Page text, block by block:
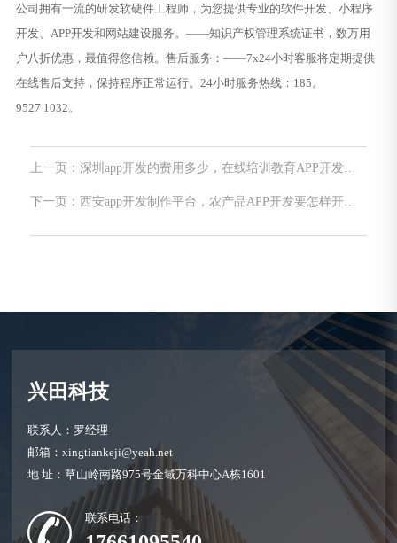
公司拥有一流的研发软硬件工程师，为您提供专业的软件开发、小程序
开发、APP开发和网站建设服务。——知识产权管理系统证书，数万用
户八折优惠，最值得您信赖。售后服务：——7x24小时客服将定期提供
在线售后支持，保持程序正常运行。24小时服务热线：185。
9527 1032。
上一页：深圳app开发的费用多少，在线培训教育APP开发能
带来哪些发展优势？
下一页：西安app开发制作平台，农产品APP开发要怎样开发
兴田科技
联系人：罗经理
邮箱：xingtiankeji@yeah.net
地 址：草山岭南路975号金域万科中心A栋1601
联系电话：